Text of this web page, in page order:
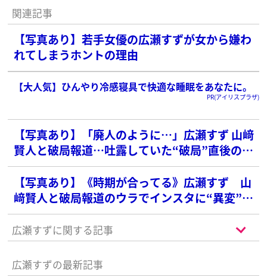
関連記事
【写真あり】若手女優の広瀬すずが女から嫌わ
れてしまうホントの理由
【大人気】ひんやり冷感寝具で快適な睡眠をあなたに。
PR(アイリスプラザ)
【写真あり】「廃人のように…」広瀬すず 山﨑
賢人と破局報道…吐露していた“破局”直後の傷
心生活
【写真あり】《時期が合ってる》広瀬すず 山
﨑賢人と破局報道のウラでインスタに“異変”…
31歳“求愛”俳優の存在
広瀬すずに関する記事
広瀬すずの最新記事